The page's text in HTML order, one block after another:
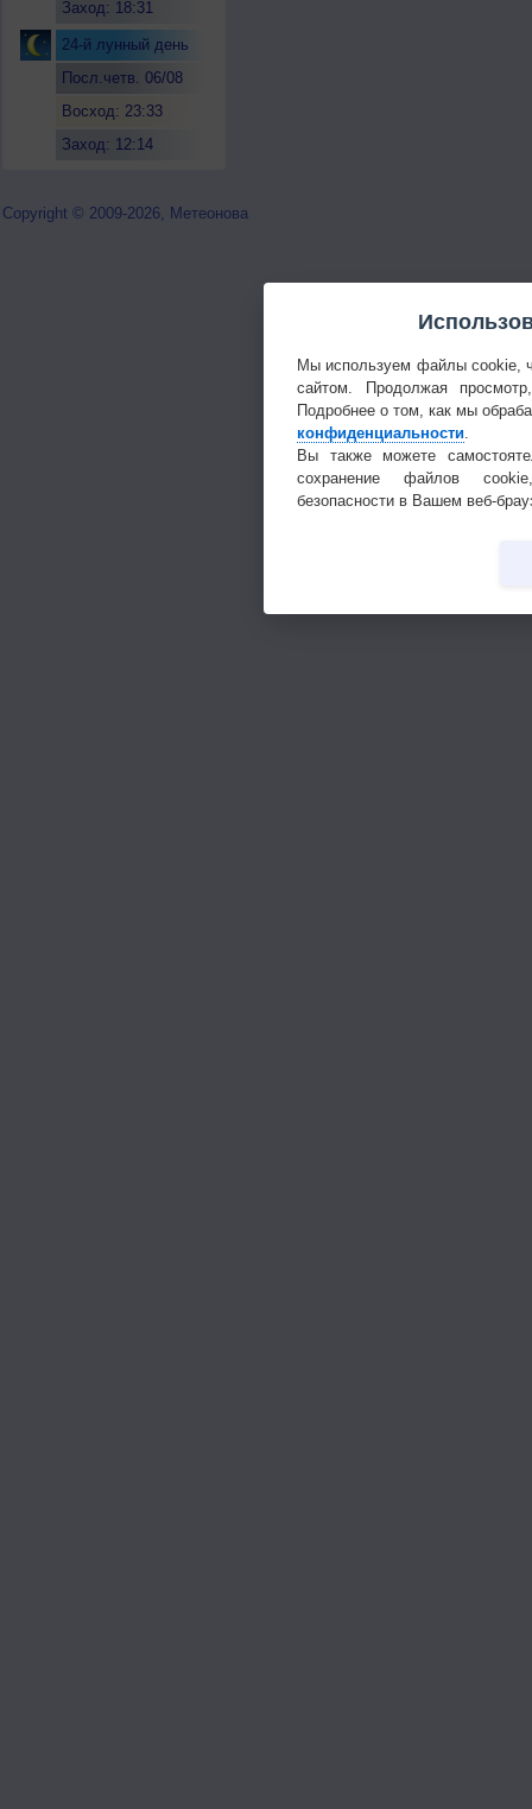
Заход: 18:31
24-й лунный день
Посл.четв. 06/08
Восход: 23:33
Заход: 12:14
Copyright © 2009-2026, Метеонова
Мы используем файлы cookie,
сайтом. Продолжая
Подробнее о том, как мы
конфиденциальности
Вы также можете
сохранение файлов
безопасности в Вашем веб-